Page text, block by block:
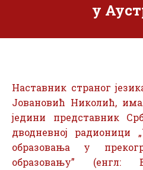
у
Наставник страног
Јовановић Николић,
једини представник
дводневној радионици
образовања у
образовању” (енгл: